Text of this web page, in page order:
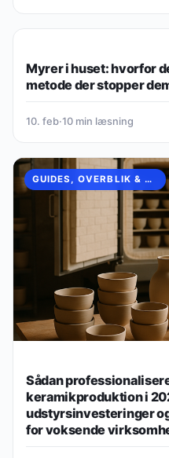
Myrer i huset: hvorfor
metode der stopper
10. feb·10 min læsning
GUIDES, OVERBLIK & VIDEN
Sådan
keramikproduktion i
udstyrsinvesteringer
for voksende